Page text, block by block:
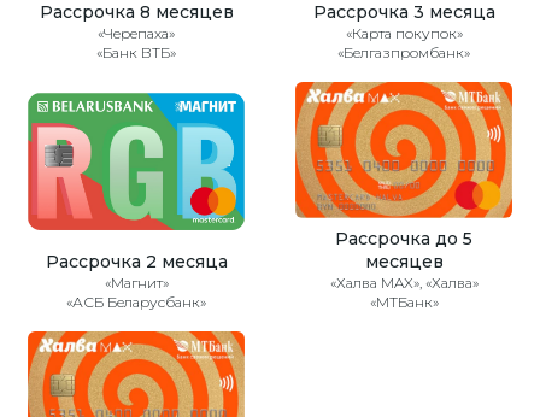
Рассрочка 8 месяцев
«Черепаха»
«Банк ВТБ»
Рассрочка 3 месяца
«Карта покупок»
«Белгазпромбанк»
Рассрочка 2 месяца
«Магнит»
«АСБ Беларусбанк»
Рассрочка до 5
месяцев
«Халва MAX», «Халва»
«МТБанк»